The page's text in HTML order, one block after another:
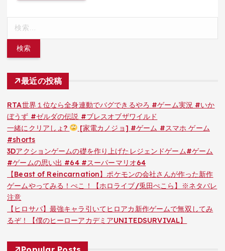
最近の投稿
RTA世界１位なら全身連動でバグできるやろ #ゲーム実況 #いか
ぼうず #ゼルダの伝説 #ブレスオブザワイルド
一緒にクリアしょ?
[家電カノジョ] #ゲーム #スマホ ゲーム
#shorts
3Dアクションゲームの礎を作り上げたレジェンドゲーム#ゲーム
#ゲームの思い出 #64 #スーパーマリオ64
【Beast of Reincarnation】ポケモンの会社さんが作った新作
ゲームやってみる！ぺこ！【ホロライブ/兎田ぺこら】※ネタバレ
注意
【ヒロサバ】最強キャラ引いてヒロアカ新作ゲームで無双してみ
るぞ！【僕のヒーローアカデミアUNITEDSURVIVAL】